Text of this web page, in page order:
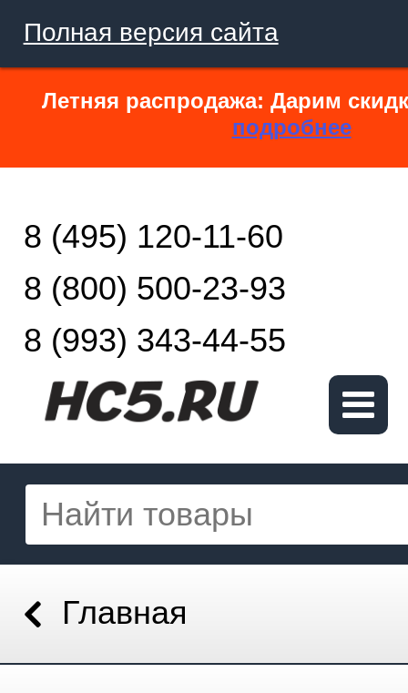
Полная версия сайта
Летняя распродажа: Дарим
подробнее
8 (495) 120-11-60
8 (800) 500-23-93
8 (993) 343-44-55
Главная